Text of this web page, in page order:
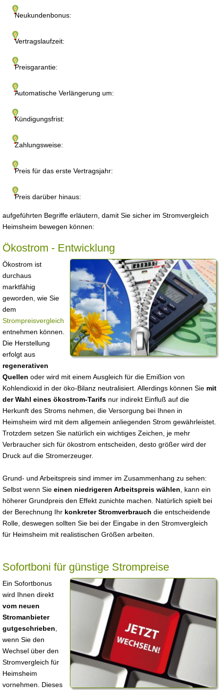
Neukundenbonus:
Vertragslaufzeit:
Preisgarantie:
Automatische Verlängerung um:
Kündigungsfrist:
Zahlungsweise:
Preis für das erste Vertragsjahr:
Preis darüber hinaus:
aufgeführten Begriffe erläutern, damit Sie sicher im Stromvergleich
Heimsheim bewegen können:
Ökostrom - Entwicklung
Ökostrom ist
durchaus
marktfähig
geworden, wie Sie
dem
Strompreisvergleich
entnehmen können.
Die Herstellung
erfolgt aus
regenerativen
Quellen oder wird mit einem Ausgleich für die Emißion von
Kohlendioxid in der öko-Bilanz neutralisiert. Allerdings können Sie mit
der Wahl eines ökostrom-Tarifs nur indirekt Einfluß auf die
Herkunft des Stroms nehmen, die Versorgung bei Ihnen in
Heimsheim wird mit dem allgemein anliegenden Strom gewährleistet.
Trotzdem setzen Sie natürlich ein wichtiges Zeichen, je mehr
Verbraucher sich für ökostrom entscheiden, desto größer wird der
Druck auf die Stromerzeuger.
Grund- und Arbeitspreis sind immer im Zusammenhang zu sehen:
Selbst wenn Sie einen niedrigeren Arbeitspreis wählen , kann ein
höherer Grundpreis den Effekt zunichte machen. Natürlich spielt bei
der Berechnung Ihr konkreter Stromverbrauch die entscheidende
Rolle, deswegen sollten Sie bei der Eingabe in den Stromvergleich
für Heimsheim mit realistischen Größen arbeiten.
Sofortboni für günstige Strompreise
Ein Sofortbonus
wird Ihnen direkt
vom neuen
Stromanbieter
gutgeschrieben
wenn Sie den
Wechsel über den
Stromvergleich für
Heimsheim
vornehmen. Dieses